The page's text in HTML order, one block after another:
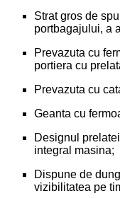
Strat gros de
portbagajului, a
Prevazuta cu
portiera cu
Prevazuta cu
Geanta cu
Designul
integral masina;
Dispune de
vizibilitatea pe